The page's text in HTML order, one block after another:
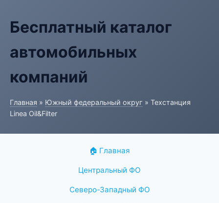
Бесплатный каталог
автомобильных
компаний
Главная » Южный федеральный округ » Техстанция
Linea Oil&Filter
🏠 Главная
Центральный ФО
Северо-Западный ФО